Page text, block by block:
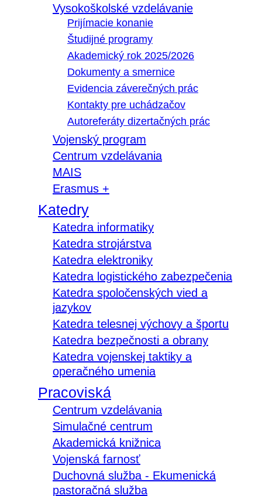
Vysokoškolské vzdelávanie
Prijímacie konanie
Študijné programy
Akademický rok 2025/2026
Dokumenty a smernice
Evidencia záverečných prác
Kontakty pre uchádzačov
Autoreferáty dizertačných prác
Vojenský program
Centrum vzdelávania
MAIS
Erasmus +
Katedry
Katedra informatiky
Katedra strojárstva
Katedra elektroniky
Katedra logistického zabezpečenia
Katedra spoločenských vied a
jazykov
Katedra telesnej výchovy a športu
Katedra bezpečnosti a obrany
Katedra vojenskej taktiky a
operačného umenia
Pracoviská
Centrum vzdelávania
Simulačné centrum
Akademická knižnica
Vojenská farnosť
Duchovná služba - Ekumenická
pastoračná služba